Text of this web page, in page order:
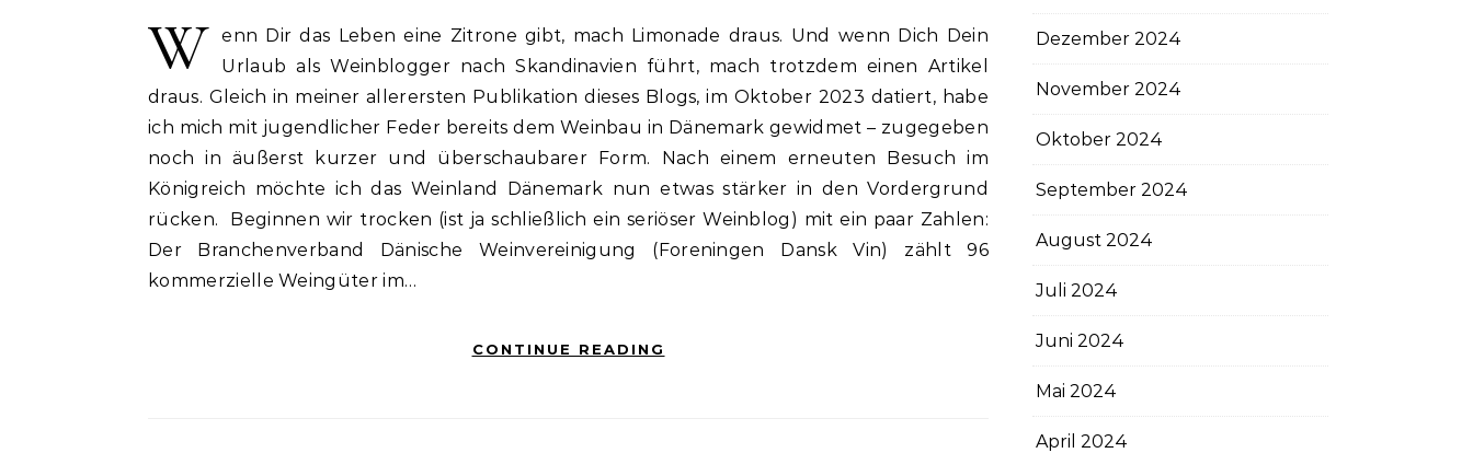
W
enn Dir das Leben eine Zitrone gibt, mach Limonade draus. Und wenn Dich Dein
Urlaub als Weinblogger nach Skandinavien führt, mach trotzdem einen Artikel
draus. Gleich in meiner allerersten Publikation dieses Blogs, im Oktober 2023 datiert, habe
ich mich mit jugendlicher Feder bereits dem Weinbau in Dänemark gewidmet – zugegeben
noch in äußerst kurzer und überschaubarer Form. Nach einem erneuten Besuch im
Königreich möchte ich das Weinland Dänemark nun etwas stärker in den Vordergrund
rücken. Beginnen wir trocken (ist ja schließlich ein seriöser Weinblog) mit ein paar Zahlen:
Der Branchenverband Dänische Weinvereinigung (Foreningen Dansk Vin) zählt 96
kommerzielle Weingüter im…
CONTINUE READING
Dezember 2024
November 2024
Oktober 2024
September 2024
August 2024
Juli 2024
Juni 2024
Mai 2024
April 2024